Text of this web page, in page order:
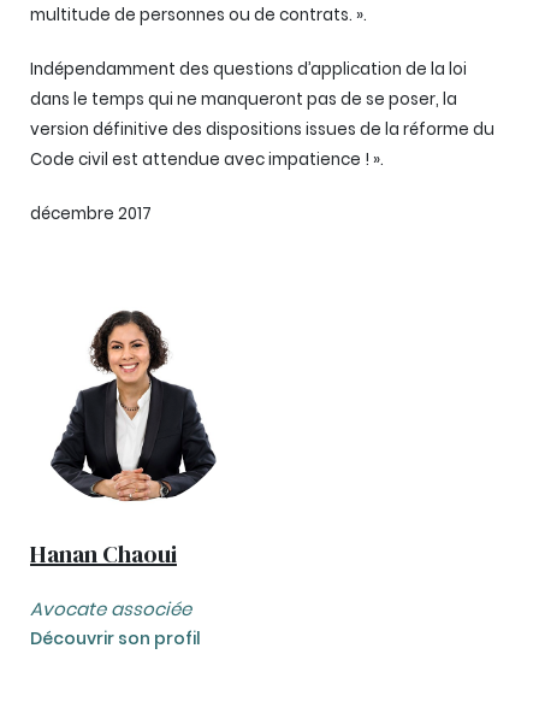
multitude de personnes ou de contrats. ».
Indépendamment des questions d’application de la loi
dans le temps qui ne manqueront pas de se poser, la
version définitive des dispositions issues de la réforme du
Code civil est attendue avec impatience ! ».
décembre 2017
Hanan Chaoui
Avocate associée
Découvrir son profil